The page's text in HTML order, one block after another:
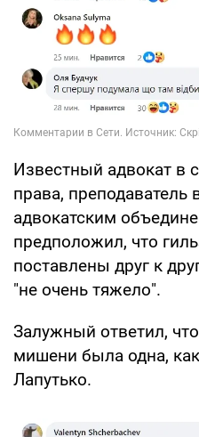
Известный адвокат в
права,
адвокатским
предположил, что
поставлены друг к
"не очень тяжело".
Залужный ответил,
мишени была одна, как
Лапутько.